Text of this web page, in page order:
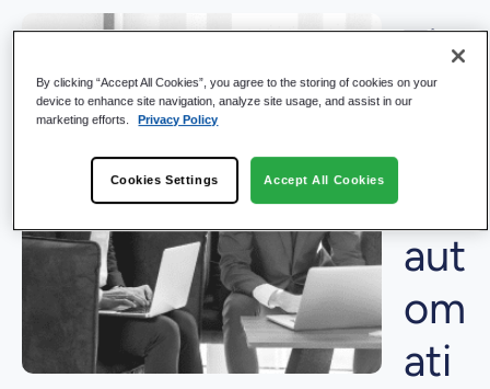
Tie
tot
aut
om
ati
By clicking “Accept All Cookies”, you agree to the storing of cookies on your
device to enhance site navigation, analyze site usage, and assist in our
marketing efforts.
Privacy Policy
Cookies Settings Accept All Cookies